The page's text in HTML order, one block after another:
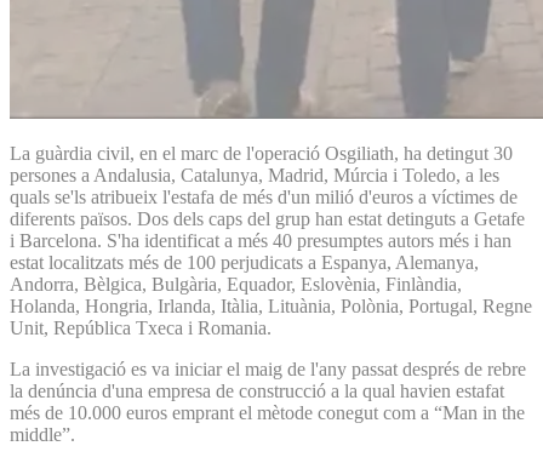
La guàrdia civil, en el marc de l'operació Osgiliath, ha detingut 30
persones a Andalusia, Catalunya, Madrid, Múrcia i Toledo, a les
quals se'ls atribueix l'estafa de més d'un milió d'euros a víctimes de
diferents països. Dos dels caps del grup han estat detinguts a Getafe
i Barcelona. S'ha identificat a més 40 presumptes autors més i han
estat localitzats més de 100 perjudicats a Espanya, Alemanya,
Andorra, Bèlgica, Bulgària, Equador, Eslovènia, Finlàndia,
Holanda, Hongria, Irlanda, Itàlia, Lituània, Polònia, Portugal, Regne
Unit, República Txeca i Romania.
La investigació es va iniciar el maig de l'any passat després de rebre
la denúncia d'una empresa de construcció a la qual havien estafat
més de 10.000 euros emprant el mètode conegut com a “Man in the
middle”.